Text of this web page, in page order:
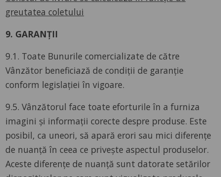
greutatea coletului
9. GARANȚII
9.1. Toate Bunurile comercializate de către
Vânzător beneficiază de condiții de garanție
conform legislației în vigoare.
9.5. Vânzătorul face toate eforturile în a furniza
imagini şi informaţii corecte despre produse. Este
posibil, ca uneori, să apară erori sau mici diferenţe
de nuanţă în ceea ce priveşte aspectul produselor.
Aceste diferenţe de nuanţă sunt datorate setărilor